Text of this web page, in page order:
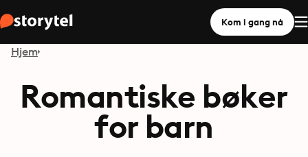
Kom i gang nå
Hjem
Romantiske bøker
for barn